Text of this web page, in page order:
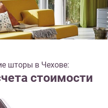
шторы в Чехове:
стоимости